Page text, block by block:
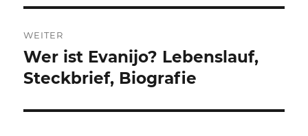
WEITER
Nächster
Beitrag:
Wer ist Evanijo? Lebenslauf,
Steckbrief, Biografie